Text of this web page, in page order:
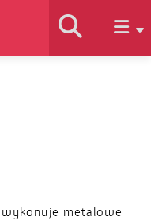
metalowe